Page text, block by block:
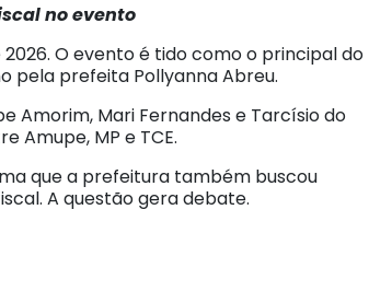
no evento
O evento é tido como o principal do
pela prefeita Pollyanna Abreu.
Amorim, Mari Fernandes e Tarcísio do
Amupe, MP e TCE.
que a prefeitura também buscou
A questão gera debate.